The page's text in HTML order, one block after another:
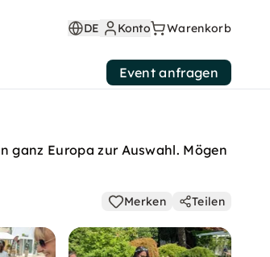
DE Konto Warenkorb
Event anfragen
ganz Europa zur Auswahl. Mögen
Merken Teilen